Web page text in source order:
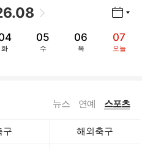
.08
화
05
수
06
목
07
오늘
뉴스 연예 스포츠
구 해외축구